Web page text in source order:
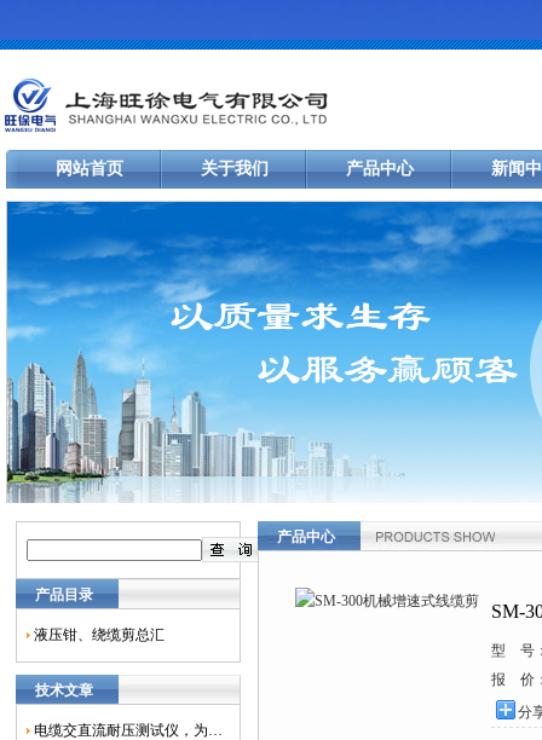
网站首页 关于我们 产品中心 新闻
产品目录
液压钳、绕缆剪总汇
技术文章
电缆交直流耐压测试仪，为电网安全保驾护航
产品中心
SM-
型 号
报 价
分